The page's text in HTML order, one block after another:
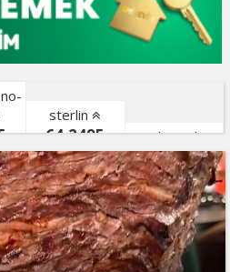
sterlin
64,2495
gr. altın color-